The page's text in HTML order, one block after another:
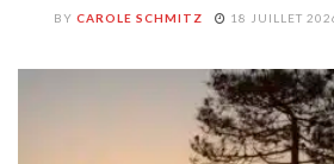
BY CAROLE SCHMITZ 18 JUILLET